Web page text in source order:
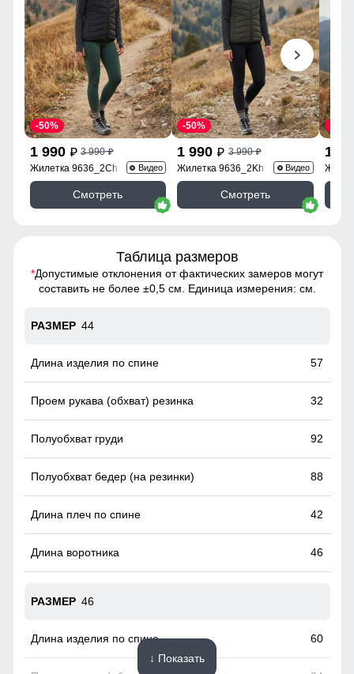
1 990 p 3 990p
-50%
Жилетка 9636_2Ch Видео
Смотреть
1 990 p 3 990p
-50%
Жилетка 9636_2Kh Видео
Смотреть
1
Таблица размеров
*Допустимые отклонения от фактических замеров могут
составить не более ±0,5 см. Единица измерения: см.
44
57
32
92
88
42
46
46
60
↓ Показать